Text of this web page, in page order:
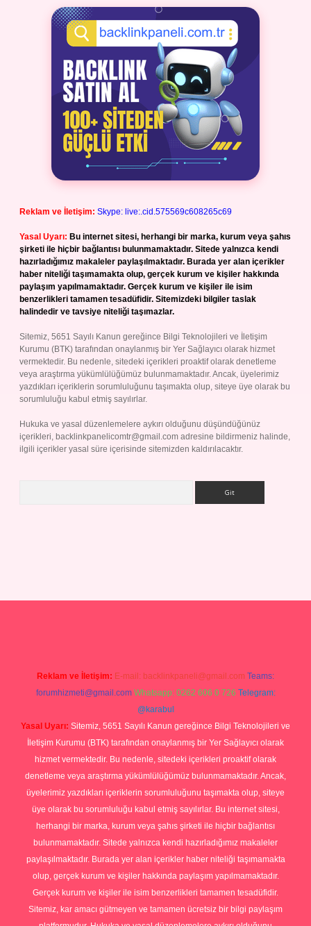
Reklam ve İletişim: Skype: live:.cid.575569c608265c69
Yasal Uyarı: Bu internet sitesi, herhangi bir marka, kurum veya şahıs
şirketi ile hiçbir bağlantısı bulunmamaktadır. Sitede yalnızca kendi
hazırladığımız makaleler paylaşılmaktadır. Burada yer alan içerikler
haber niteliği taşımamakta olup, gerçek kurum ve kişiler hakkında
paylaşım yapılmamaktadır. Gerçek kurum ve kişiler ile isim
benzerlikleri tamamen tesadüfidir. Sitemizdeki bilgiler taslak
halindedir ve tavsiye niteliği taşımazlar.
Sitemiz, 5651 Sayılı Kanun gereğince Bilgi Teknolojileri ve İletişim
Kurumu (BTK) tarafından onaylanmış bir Yer Sağlayıcı olarak hizmet
vermektedir. Bu nedenle, sitedeki içerikleri proaktif olarak denetleme
veya araştırma yükümlülüğümüz bulunmamaktadır. Ancak, üyelerimiz
yazdıkları içeriklerin sorumluluğunu taşımakta olup, siteye üye olarak bu
sorumluluğu kabul etmiş sayılırlar.
Hukuka ve yasal düzenlemelere aykırı olduğunu düşündüğünüz
içerikleri, backlinkpanelicomtr@gmail.com adresine bildirmeniz halinde,
ilgili içerikler yasal süre içerisinde sitemizden kaldırılacaktır.
Reklam ve İletişim: E-mail: backlinkpaneli@gmail.com Teams:
forumhizmeti@gmail.com Whatsapp: 0262 606 0 726 Telegram:
@karabul
Yasal Uyarı: Sitemiz, 5651 Sayılı Kanun gereğince Bilgi Teknolojileri ve
İletişim Kurumu (BTK) tarafından onaylanmış bir Yer Sağlayıcı olarak
hizmet vermektedir. Bu nedenle, sitedeki içerikleri proaktif olarak
denetleme veya araştırma yükümlülüğümüz bulunmamaktadır. Ancak,
üyelerimiz yazdıkları içeriklerin sorumluluğunu taşımakta olup, siteye
üye olarak bu sorumluluğu kabul etmiş sayılırlar. Bu internet sitesi,
herhangi bir marka, kurum veya şahıs şirketi ile hiçbir bağlantısı
bulunmamaktadır. Sitede yalnızca kendi hazırladığımız makaleler
paylaşılmaktadır. Burada yer alan içerikler haber niteliği taşımamakta
olup, gerçek kurum ve kişiler hakkında paylaşım yapılmamaktadır.
Gerçek kurum ve kişiler ile isim benzerlikleri tamamen tesadüfidir.
Sitemiz, kar amacı gütmeyen ve tamamen ücretsiz bir bilgi paylaşım